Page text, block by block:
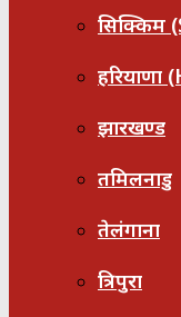
सिक्किम
हरियाणा
झारखण्ड
तमिलनाडु
तेलंगाना
त्रिपुरा